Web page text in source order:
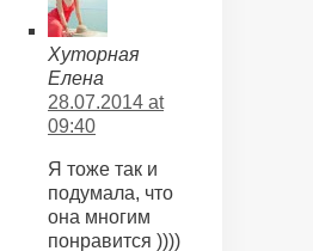
Хуторная
Елена
28.07.2014 at
09:40
Я тоже так и
подумала, что
она многим
понравится ))))